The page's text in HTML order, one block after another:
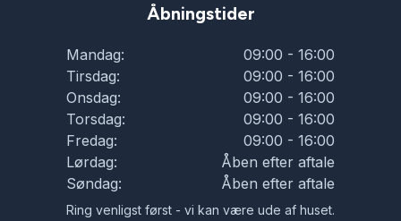
Åbningstider
Mandag:
09:00 - 16:00
Tirsdag:
09:00 - 16:00
Onsdag:
09:00 - 16:00
Torsdag:
09:00 - 16:00
Fredag:
09:00 - 16:00
Lørdag:
Åben efter aftale
Søndag:
Åben efter aftale
Ring venligst først - vi kan være ude af huset.